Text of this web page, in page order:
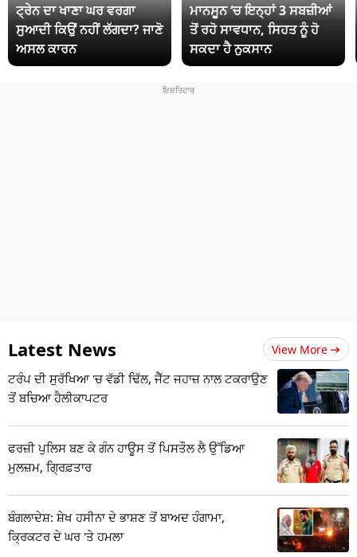
ਟ੍ਰੇਨ ਦਾ ਖਾਣਾ ਘਰ ਵਰਗਾ
ਸੁਆਦੀ ਕਿਉਂ ਨਹੀਂ ਲੱਗਦਾ? ਜਾਣੋ
ਅਸਲ ਕਾਰਨ
ਮਾਨਸੂਨ ‘ਚ ਇਨ੍ਹਾਂ 3 ਸਬਜ਼ੀਆਂ
ਤੋਂ ਰਹੋ ਸਾਵਧਾਨ, ਸਿਹਤ ਨੂੰ ਹੋ
ਸਕਦਾ ਹੈ ਨੁਕਸਾਨ
Latest News View More
ਟਰੰਪ ਦੀ ਸੁਰੱਖਿਆ 'ਚ ਵੱਡੀ ਢਿੱਲ, ਜੈੱਟ ਜਹਾਜ਼ ਨਾਲ ਟਕਰਾਉਣ
ਤੋਂ ਬਚਿਆ ਹੈਲੀਕਾਪਟਰ
ਫਰਜ਼ੀ ਪੁਲਿਸ ਬਣ ਕੇ ਗੰਨ ਹਾਊਸ ਤੋਂ ਪਿਸਤੌਲ ਲੈ ਉੱਡਿਆ
ਮੁਲਜ਼ਮ, ਗ੍ਰਿਫ਼ਤਾਰ
ਬੰਗਲਾਦੇਸ਼: ਸ਼ੇਖ ਹਸੀਨਾ ਦੇ ਭਾਸ਼ਣ ਤੋਂ ਬਾਅਦ ਹੰਗਾਮਾ,
ਕ੍ਰਿਕਟਰ ਦੇ ਘਰ 'ਤੇ ਹਮਲਾ